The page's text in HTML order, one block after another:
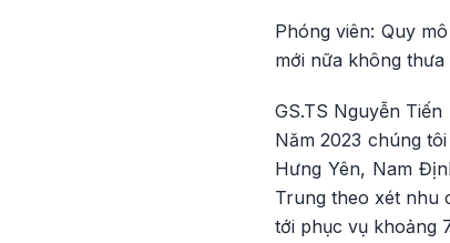
Phóng viên: Quy
mới nữa không thưa
GS.TS Nguyễn
Năm 2023 chúng
Hưng Yên, Nam
Trung theo xét nhu
tới phục vụ khoảng